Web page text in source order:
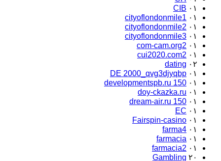
CIB ۰۱
cityoflondonmile1 ۰۱
cityoflondonmile2 ۰۱
cityoflondonmile3 ۰۱
com-cam.org2 ۰۱
cui2020.com2 ۰۱
dating ۰۲
DE 2000_qvg3djyqbp ۰۱
developmentspb.ru 150 ۰۱
doy-ckazka.ru ۰۱
dream-air.ru 150 ۰۱
EC ۰۱
Fairspin-casino ۰۱
farma4 ۰۱
farmacia ۰۱
farmacia2 ۰۱
Gambling ۲۰